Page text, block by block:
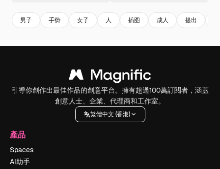
男子 手势 女子 人 插图 成人 提出
引導你創作出最佳作品的創意平台。擁有超過100萬訂閱者，涵蓋
創意人士、企業、代理商和工作室。
繁體中文 (香港)
產品
Spaces
AI助手